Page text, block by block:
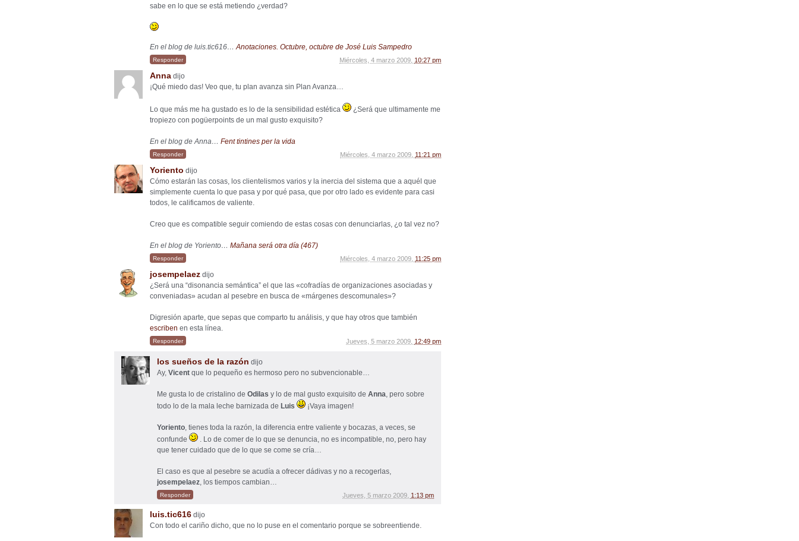
sabe en lo que se está metiendo ¿verdad?
En el blog de luis.tic616…Anotaciones. Octubre, octubre de José Luis Sampedro
Miércoles, 4 marzo 2009, 10:27 pm
Responder
Anna dijo
¡Qué miedo das! Veo que, tu plan avanza sin Plan Avanza…
Lo que más me ha gustado es lo de la sensibilidad estética
¿Será que ultimamente me
tropiezo con pogüerpoints de un mal gusto exquisito?
En el blog de Anna… Fent tintines per la vida
Miércoles, 4 marzo 2009, 11:21 pm
Responder
Yoriento dijo
Cómo estarán las cosas, los clientelismos varios y la inercia del sistema que a aquél que
simplemente cuenta lo que pasa y por qué pasa, que por otro lado es evidente para casi
todos, le calificamos de valiente.
Creo que es compatible seguir comiendo de estas cosas con denunciarlas, ¿o tal vez no?
En el blog de Yoriento… Mañana será otra día (467)
Miércoles, 4 marzo 2009, 11:25 pm
Responder
josempelaez dijo
¿Será una “disonancia semántica” el que las «cofradías de organizaciones asociadas y
conveniadas» acudan al pesebre en busca de «márgenes descomunales»?
Digresión aparte, que sepas que comparto tu análisis, y que hay otros que también
escriben en esta línea.
Jueves, 5 marzo 2009, 12:49 pm
Responder
los sueños de la razón dijo
Ay, Vicent que lo pequeño es hermoso pero no subvencionable…
Me gusta lo de cristalino de Odilas y lo de mal gusto exquisito de Anna, pero sobre
todo lo de la mala leche barnizada de Luis ¡Vaya imagen!
Yoriento, tienes toda la razón, la diferencia entre valiente y bocazas, a veces, se
confunde
. Lo de comer de lo que se denuncia, no es incompatible, no, pero hay
que tener cuidado que de lo que se come se cría…
El caso es que al pesebre se acudía a ofrecer dádivas y no a recogerlas,
josempelaez, los tiempos cambian…
Jueves, 5 marzo 2009, 1:13 pm
Responder
luis.tic616 dijo
Con todo el cariño dicho, que no lo puse en el comentario porque se sobreentiende.